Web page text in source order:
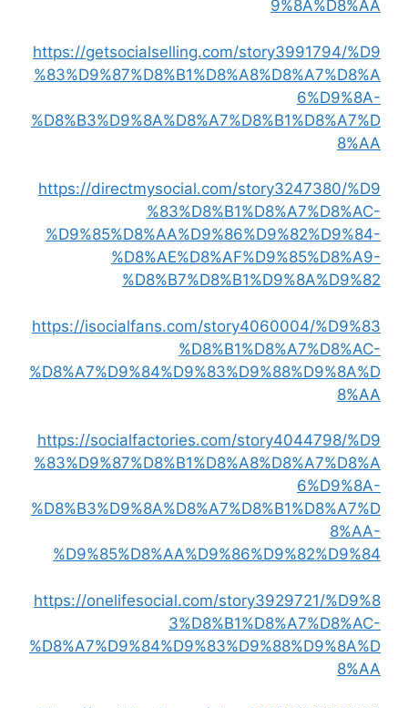
9%8A%D8%AA
https://getsocialselling.com/story3991794/%D9
%83%D9%87%D8%B1%D8%A8%D8%A7%D8%A
6%D9%8A-
%D8%B3%D9%8A%D8%A7%D8%B1%D8%A7%D
8%AA
https://directmysocial.com/story3247380/%D9
%83%D8%B1%D8%A7%D8%AC-
%D9%85%D8%AA%D9%86%D9%82%D9%84-
%D8%AE%D8%AF%D9%85%D8%A9-
%D8%B7%D8%B1%D9%8A%D9%82
https://isocialfans.com/story4060004/%D9%83
%D8%B1%D8%A7%D8%AC-
%D8%A7%D9%84%D9%83%D9%88%D9%8A%D
8%AA
https://socialfactories.com/story4044798/%D9
%83%D9%87%D8%B1%D8%A8%D8%A7%D8%A
6%D9%8A-
%D8%B3%D9%8A%D8%A7%D8%B1%D8%A7%D
8%AA-
%D9%85%D8%AA%D9%86%D9%82%D9%84
https://onelifesocial.com/story3929721/%D9%8
3%D8%B1%D8%A7%D8%AC-
%D8%A7%D9%84%D9%83%D9%88%D9%8A%D
8%AA